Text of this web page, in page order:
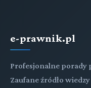
e-prawnik.pl
Profesjonalne porady
Zaufane źródło